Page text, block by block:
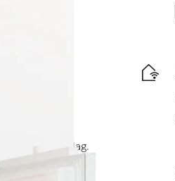
en veilige opslag.